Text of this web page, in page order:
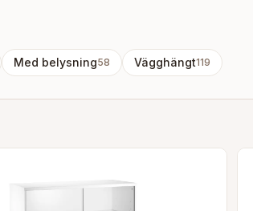
Med belysning58 Vägghängt119